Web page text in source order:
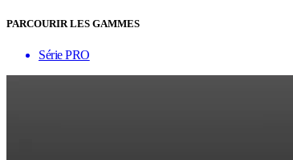
PARCOURIR LES GAMMES
Série PRO